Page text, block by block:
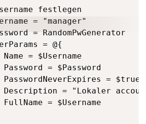
festlegen
= "manager"
= RandomPwGenerator
= @{
Name = $Username
Password = $Password
PasswordNeverExpires = $true
Description = "Lokaler
FullName = $Username